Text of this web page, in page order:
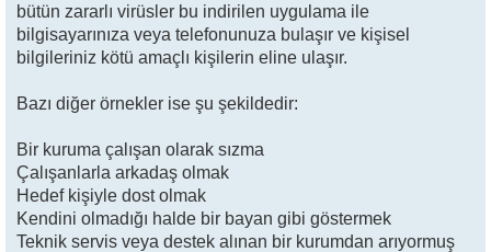
bütün zararlı virüsler bu indirilen uygulama ile
bilgisayarınıza veya telefonunuza bulaşır ve kişisel
bilgileriniz kötü amaçlı kişilerin eline ulaşır.
Bazı diğer örnekler ise şu şekildedir:
Bir kuruma çalışan olarak sızma
Çalışanlarla arkadaş olmak
Hedef kişiyle dost olmak
Kendini olmadığı halde bir bayan gibi göstermek
Teknik servis veya destek alınan bir kurumdan arıyormuş